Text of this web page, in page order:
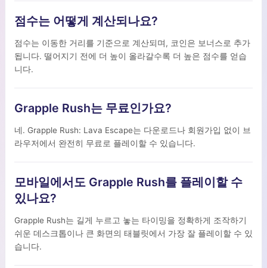
점수는 어떻게 계산되나요?
점수는 이동한 거리를 기준으로 계산되며, 코인은 보너스로 추가
됩니다. 떨어지기 전에 더 높이 올라갈수록 더 높은 점수를 얻습
니다.
Grapple Rush는 무료인가요?
네. Grapple Rush: Lava Escape는 다운로드나 회원가입 없이 브
라우저에서 완전히 무료로 플레이할 수 있습니다.
모바일에서도 Grapple Rush를 플레이할 수
있나요?
Grapple Rush는 길게 누르고 놓는 타이밍을 정확하게 조작하기
쉬운 데스크톱이나 큰 화면의 태블릿에서 가장 잘 플레이할 수 있
습니다.